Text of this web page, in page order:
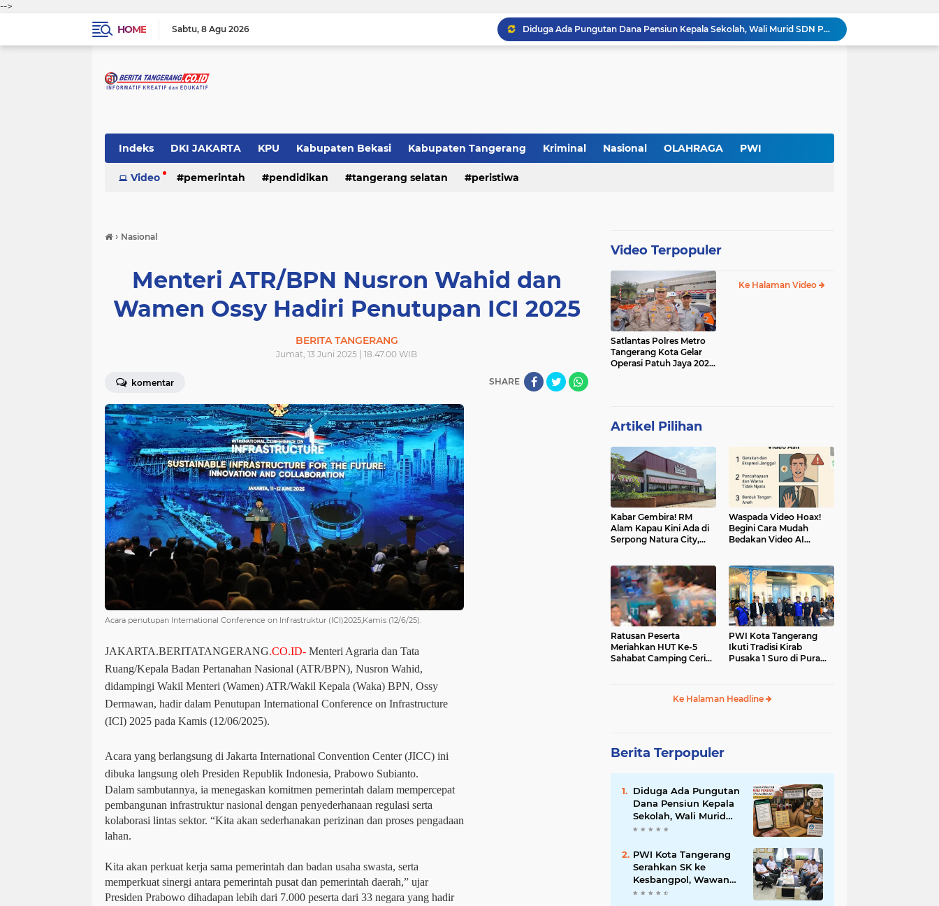
-->
HOME
Sabtu 8 Agu 2026 Diduga Ada Pungutan Dana Pensiun Kepala Sekolah, Wali Murid SDN Pasar Kemis 2 Layangkan PengaduanPendekar Bar & Resto Jadi Magnet Pecinta Kuliner dan Hiburan Malam di Tangerang
Ketua SMSI Kota Tangerang Dukung UMKM, Kirim Karangan Bunga untuk Soft Opening Kharisma Bahari Otentik 2
Indeks DKI JAKARTA KPU Kabupaten Bekasi Kabupaten Tangerang Kriminal Nasional OLAHRAGA PWI
Pemerintah Pendidikan Polri peristiwa
Video pemerintah pendidikan tangerang selatan peristiwa
› Nasional
Menteri ATR/BPN Nusron Wahid dan
Wamen Ossy Hadiri Penutupan ICI 2025
BERITA TANGERANG
Jumat, 13 Juni 2025 | 18.47.00 WIB
komentar SHARE
Acara penutupan International Conference on Infrastruktur (ICI)2025,Kamis (12/6/25).
JAKARTA.BERITATANGERANG.CO.ID- Menteri Agraria dan Tata
Ruang/Kepala Badan Pertanahan Nasional (ATR/BPN), Nusron Wahid,
didampingi Wakil Menteri (Wamen) ATR/Wakil Kepala (Waka) BPN, Ossy
Dermawan, hadir dalam Penutupan International Conference on Infrastructure
(ICI) 2025 pada Kamis (12/06/2025).
Acara yang berlangsung di Jakarta International Convention Center (JICC) ini
dibuka langsung oleh Presiden Republik Indonesia, Prabowo Subianto.
Dalam sambutannya, ia menegaskan komitmen pemerintah dalam mempercepat
pembangunan infrastruktur nasional dengan penyederhanaan regulasi serta
kolaborasi lintas sektor. “Kita akan sederhanakan perizinan dan proses pengadaan
lahan.
Kita akan perkuat kerja sama pemerintah dan badan usaha swasta, serta
memperkuat sinergi antara pemerintah pusat dan pemerintah daerah,” ujar
Presiden Prabowo dihadapan lebih dari 7.000 peserta dari 33 negara yang hadir
Video Terpopuler
Satlantas Polres Metro
Tangerang Kota Gelar
Operasi Patuh Jaya 2025,
Ke Halaman Video
Artikel Pilihan
Kabar Gembira! RM
Alam Kapau Kini Ada di
Serpong Natura City,
Waspada Video Hoax!
Begini Cara Mudah
Bedakan Video AI
Ratusan Peserta
Meriahkan HUT Ke-5
Sahabat Camping Ceria,
PWI Kota Tangerang
Ikuti Tradisi Kirab
Pusaka 1 Suro di Pura
Ke Halaman Headline
Berita Terpopuler
Diduga Ada Pungutan
Dana Pensiun Kepala
Sekolah, Wali Murid
SDN Pasar Kemis 2
Pengaduan
PWI Kota Tangerang
Serahkan SK ke
Kesbangpol, Wawan
Fauzi: Peran Media